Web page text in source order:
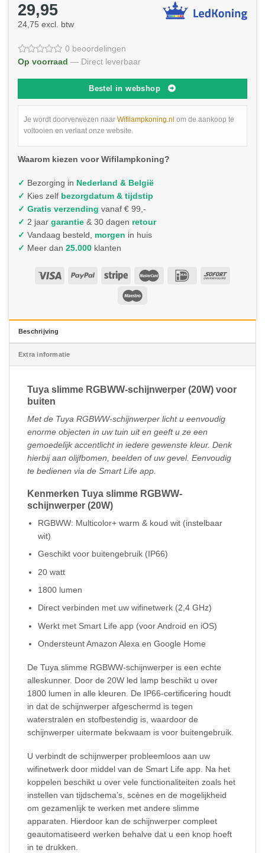
29,95
24,75 excl. btw
0 beoordelingen
Op voorraad — Direct leverbaar
Bestel in webshop
Je wordt doorverwezen naar Wifilampkoning.nl om de aankoop te
voltooien en verlaat onze website.
Waarom kiezen voor Wifilampkoning?
✓ Bezorging in Nederland & België
✓ Kies zelf bezorgdatum & tijdstip
✓ Gratis verzending vanaf € 99,-
✓ 2 jaar garantie & 30 dagen retour
✓ Vandaag besteld, morgen in huis
✓ Meer dan 25.000 klanten
Beschrijving
Extra informatie
Tuya slimme RGBWW-schijnwerper (20W) voor
buiten
Met de Tuya RGBWW-schijnwerper licht u eenvoudig
enorme objecten in uw tuin uit en geeft u ze een
gemoedelijk accentlicht in iedere gewenste kleur. Denk
hierbij aan olijfbomen, beelden of uw gevel. Eenvoudig
te bedienen via de Smart Life app.
Kenmerken Tuya slimme RGBWW-
schijnwerper (20W)
RGBWW: Multicolor+ warm & koud wit (instelbaar
wit)
Geschikt voor buitengebruik (IP66)
20 watt
1800 lumen
Direct verbinden met uw wifinetwerk (2,4 GHz)
Werkt met Smart Life app (voor Android en iOS)
Ondersteunt Amazon Alexa en Google Home
De Tuya slimme RGBWW-schijnwerper is een echte
alleskunner. Door de 20W led lamp beschikt u over
1800 lumen in alle kleuren. De IP66-certificering houdt
in dat de schijnwerper afgeschermd is tegen
waterstralen en stofbestendig is, waardoor de
schijnwerper uitermate bekwaam is voor buitengebruik.
U verbindt de schijnwerper probleemloos aan uw
wifinetwerk door middel van de Smart Life app. Na het
koppelen beschikt u over vele functionaliteiten zoals het
instellen van tijdschema’s, scènes en de mogelijkheid
om gezamenlijk te werken met andere slimme
apparaten. Hierdoor kan de schijnwerper compleet
geautomatiseerd werken behalve dat u een knop hoeft
in te drukken.